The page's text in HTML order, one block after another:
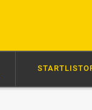
KOM LÖS EFTER SEGERN